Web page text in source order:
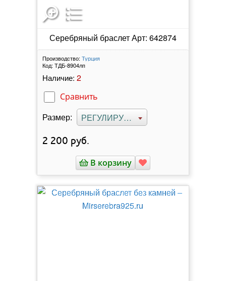
Серебряный браслет Арт: 642874
Производство: Турция
Код: ТДБ-8904лп
Наличие: 2
Сравнить
Размер: РЕГУЛИРУЕМЫЙ
2 200 руб.
В корзину